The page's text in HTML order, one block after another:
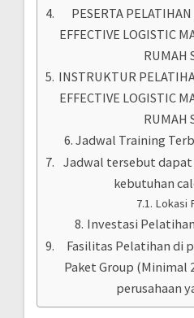
PESERTA
EFFECTIVE LOGISTIC
RUMAH
INSTRUKTUR
EFFECTIVE LOGISTIC
RUMAH
Jadwal Training
Jadwal tersebut dapat
kebutuhan
Lokasi
Investasi
Fasilitas Pelatihan di
Paket Group (Minimal
perusahaan